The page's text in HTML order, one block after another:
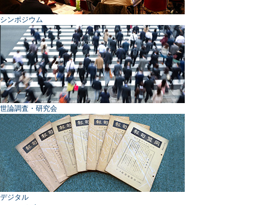
シンポジウム
世論調査・研究会
デジタル